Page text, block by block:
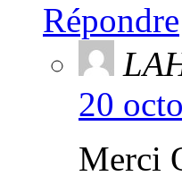
Répondre
20
Merci